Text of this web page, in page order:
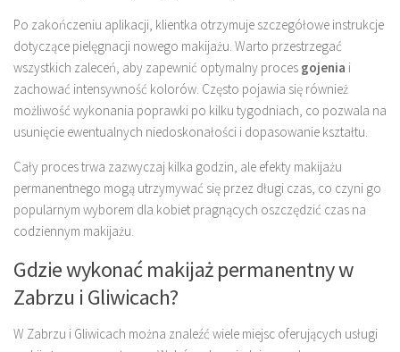
Po zakończeniu aplikacji, klientka otrzymuje szczegółowe instrukcje
dotyczące pielęgnacji nowego makijażu. Warto przestrzegać
wszystkich zaleceń, aby zapewnić optymalny proces gojenia i
zachować intensywność kolorów. Często pojawia się również
możliwość wykonania poprawki po kilku tygodniach, co pozwala na
usunięcie ewentualnych niedoskonałości i dopasowanie kształtu.
Cały proces trwa zazwyczaj kilka godzin, ale efekty makijażu
permanentnego mogą utrzymywać się przez długi czas, co czyni go
popularnym wyborem dla kobiet pragnących oszczędzić czas na
codziennym makijażu.
Gdzie wykonać makijaż permanentny w
Zabrzu i Gliwicach?
W Zabrzu i Gliwicach można znaleźć wiele miejsc oferujących usługi